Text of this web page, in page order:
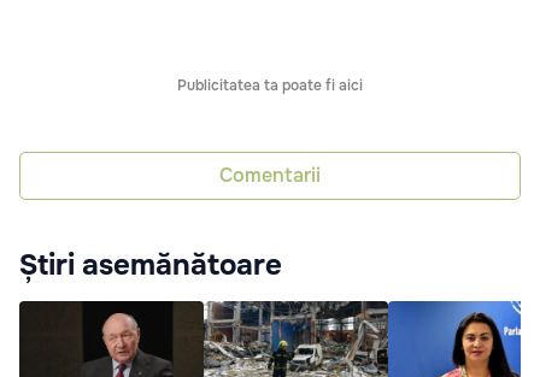
Publicitatea ta poate fi aici
Comentarii
Știri asemănătoare